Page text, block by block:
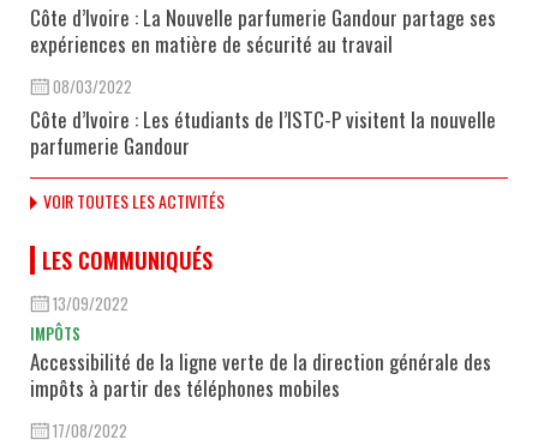
Côte d’Ivoire : La Nouvelle parfumerie Gandour partage ses
expériences en matière de sécurité au travail
08/03/2022
Côte d’Ivoire : Les étudiants de l’ISTC-P visitent la nouvelle
parfumerie Gandour
VOIR TOUTES LES ACTIVITÉS
LES COMMUNIQUÉS
13/09/2022
IMPÔTS
Accessibilité de la ligne verte de la direction générale des
impôts à partir des téléphones mobiles
17/08/2022